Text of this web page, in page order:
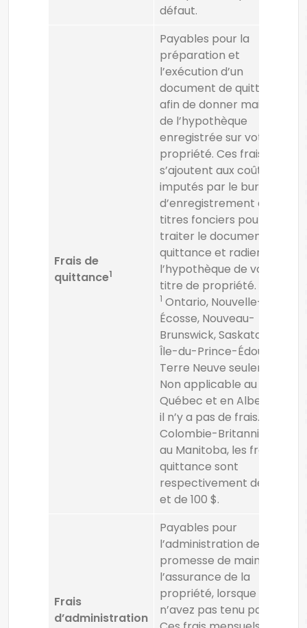
défaut.
Frais de
quittance1
Payables pour la
préparation et
l’exécution d’un
document de quittance
afin de donner mainlevée
de l’hypothèque
enregistrée sur votre
propriété. Ces frais
s’ajoutent aux coûts
imputés par le bureau
d’enregistrement des
titres fonciers pour
traiter le document de
quittance et radier
l’hypothèque de votre
titre de propriété.
1 Ontario, Nouvelle-
Écosse, Nouveau-
Brunswick, Saskatchewan,
Île-du-Prince-Édouard et
Terre Neuve seulement.
Non applicable au
Québec et en Alberta, où
il n’y a pas de frais. En
Colombie-Britannique et
au Manitoba, les frais de
quittance sont
respectivement de 75 $
et de 100 $.
Frais
d’administration
Payables pour
l’administration de votre
promesse de maintenir
l’assurance de la
propriété, lorsque vous
n’avez pas tenu parole.